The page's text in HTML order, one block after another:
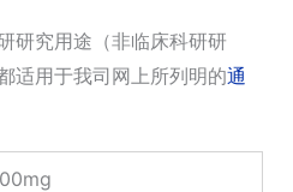
研究用途（非临床科研研
适用于我司网上所列明的通